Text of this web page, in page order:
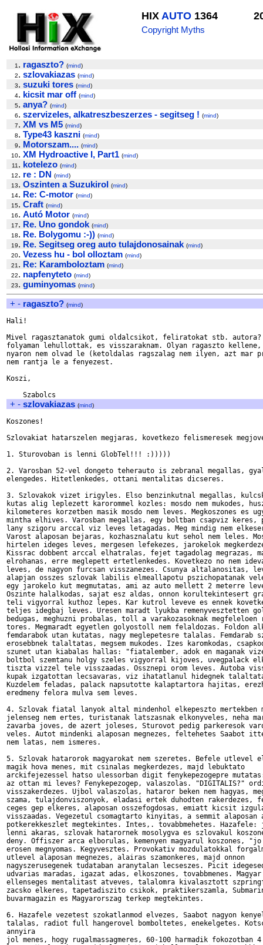
HIX AUTO 1364
Copyright Myths
1 . ragaszto? (mind)
2. szlovakiazas (mind)
3. suzuki tores (mind)
4. kicsit mar off (mind)
5. anya? (mind)
6. szervizeles, alkatreszbeszerzes - segitseg ! (mind)
7. XM vs M5 (mind)
8. Type43 kaszni (mind)
9. Motorszam.... (mind)
10. XM Hydroactive I, Part1 (mind)
11 . kotelezo (mind)
12. re : DN (mind)
13. Oszinten a Suzukirol (mind)
14. Re: C-motor (mind)
15. Craft (mind)
16. Autó Motor (mind)
17. Re. Uno gondok (mind)
18. Re. Bolygomu :-)) (mind)
19. Re. Segitseg oreg auto tulajdonosainak (mind)
20. Vezess hu - bol olloztam (mind)
21 . Re: Karamboloztam (mind)
22. napfenyteto (mind)
23. guminyomas (mind)
+ - ragaszto? (mind)
Hali!
Mivel ragasztanatok gumi oldalcsikot, feliratokat stb. autora?
folyaman lehullottak, es visszaraknam. Olyan ragaszto
nyaron nem olvad le (ketoldalas ragszalag nem ilyen, azt mar
nem rantja le a fenyezest.
Koszi,
+ - szlovakiazas (mind)
Koszones!
Szlovakiat hatarszelen megjaras, kovetkezo felismeresek
1. Sturovoban is lenni GlobTel!!! :)))))
2. Varosban 52-vel dongeto teherauto is zebranal megallas,
elengedes. Hitetlenkedes, ottani mentalitas dicseres.
3. Szlovakok vizet irigyles. Elso benzinkutnal megallas,
kutas alig leplezett karorommel kozles: mosdo nem mukodes,
kilometeres korzetben masik mosdo nem leves. Megkoszones es
mintha elhives. Varosban megallas, egy boltban csapviz keres,
lany szigoru arccal viz leves letagadas. Meg mindig nem
Varost alaposan bejaras, kozhasznalatu kut sehol nem leles.
hirtelen ideges leves, mergesen lefekezes, jarokelok
Kissrac dobbent arccal elhatralas, fejet tagadolag megrazas,
elrohanas, erre meglepett ertetlenkedes. Kovetkezo no nem
leves, de nagyon furcsan visszanezes. Csunya altalanositas,
alapjan osszes szlovak labilis elmeallapotu pszichopatanak
egy jarokelo kut megmutatas, ami az auto mellett 2 meterre
Oszinte halalkodas, sajat esz aldas, onnon korultekintesert
teli vigyorral kuthoz lepes. Kar kutrol leveve es ennek
teljes idegbaj leves. Uresen maradt lyukba remenyvesztetten
bedugas, meghuzni probalas, toll a varakozasoknak
tores. Megmaradt egyetlen golyostoll nem felaldozas. Foldon
femdarabok utan kutatas, nagy meglepetesre talalas. Femdarab
erosebbnek talaltatas, megsem mukodes. Izes karomkodas,
szunet utan kiabalas hallas: "fiatalember, adok en maganak
boltbol szemtanu holgy szeles vigyorral kijoves, uvegpalack
tiszta vizzel tele visszaadas. Ossznepi orom leves. Autoba
kupak izgatottan lecsavaras, viz ihatatlanul hidegnek
Kuzdelem feladas, palack napsutotte kalaptartora hajitas,
eredmeny felora mulva sem leves.
4. Szlovak fiatal lanyok altal mindenhol elkepeszto mertekben
jelenseg nem ertes, turistanak latszasnak elkonyveles, neha
zavarba joves, de azert joleses, Sturovot pedig parkeresok
veles. Autot mindenki alaposan megnezes, feltehetes Saabot
nem latas, nem ismeres.
5. Szlovak hatarorok magyarokat nem szeretes. Befele utlevel
magik hova menes, mit csinalas megkerdezes, majd lebuktato
arckifejezessel hatso ulessorban digit fenykepezogepre mutatas:
az ottan mi leves? Fenykepezogep, valaszolas. "DIGITALIS?"
visszakerdezes. Ujbol valaszolas, hataror beken nem hagyas,
szama, tulajdonviszonyok, eladasi ertek duhodten rakerdezes,
ceges gep elkeres, alaposan osszefogdosas, emiatt kicsit
visszaadas. Vegezetul csomagtarto kinyitas, a semmit alaposan
potkerekkeszlet megtekintes. Intes,. tovabbmehetes. Hazafele:
lenni akaras, szlovak hatarornek mosolygva es szlovakul
deny. Offiszer arca elborulas, kemenyen magyarul koszones,
erosen megnyomas. Kegyvesztes. Provokativ mozdulatokkal
utlevel alaposan megnezes, alairas szamonkeres, majd onnon
nagyszerusegenek tudataban aranytalan lecseszes. Picit
udvarias maradas, igazat adas, elkoszones, tovabbmenes.
ellenseges mentalitast atveves, talalomra kivalasztott
zacsko elkeres, tapetadiszito csikok, praktikerszamla,
buvarmagazin es Magyarorszag terkep megtekintes.
6. Hazafele vezetest szokatlanmod elvezes, Saabot nagyon
talalas, radiot full hangerovel bomboltetes, enekelgetes.
annyira
jol menes, hogy rugalmassagmeres, 60-100 harmadik fokozotban 4